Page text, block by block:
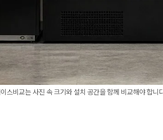
스비교는 사진 속 크기와 설치 공간을 함께 비교해야 합니